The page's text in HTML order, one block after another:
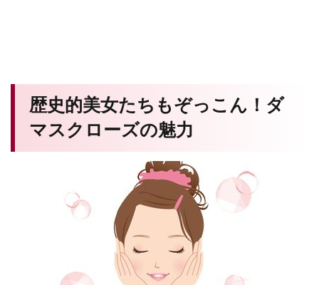
歴史的美女たちもぞっこん！ダ
マスクローズの魅力